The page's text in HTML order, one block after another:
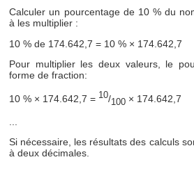
Calculer un pourcentage de 10 % du
à les multiplier :
10 % de 174.642,7 = 10 % × 174.642,7
Pour multiplier les deux valeurs, le
forme de fraction:
10 % × 174.642,7 = 10/100 × 174.642,7
Si nécessaire, les résultats des calculs
à deux décimales.